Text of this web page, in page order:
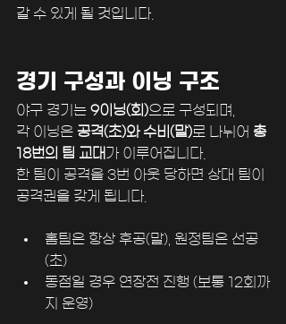
갈 수 있게 될 것입니다.
﻿경기 구성과 이닝 구조
야구 경기는 9이닝(회)으로 구성되며,
각 이닝은 공격(초)와 수비(말)로 나뉘어 총
18번의 팀 교대 가 이루어집니다.
한 팀이 공격을 3번 아웃 당하면 상대 팀이
공격권을 갖게 됩니다.
홈팀은 항상 후공(말), 원정팀은 선공
(초)
동점일 경우 연장전 진행 (보통 12회까
지 운영)